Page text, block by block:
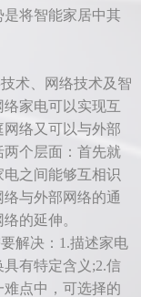
将智能家居中其
术、网络技术及智
家电可以实现互
络又可以与外部
个层面：首先就
之间能够互相识
与外部网络的通
的延伸。
解决：1.描述家电
有特定含义;2.信
点中，可选择的